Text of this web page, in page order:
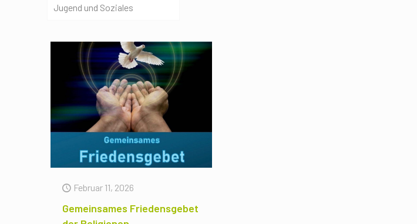
Jugend und Soziales
Februar 11, 2026
Gemeinsames Friedensgebet